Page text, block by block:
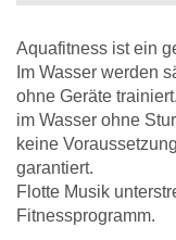
Aquafitness ist ein
Im Wasser werden
ohne Geräte
im Wasser ohne
keine
garantiert.
Flotte Musik
Fitnessprogramm.